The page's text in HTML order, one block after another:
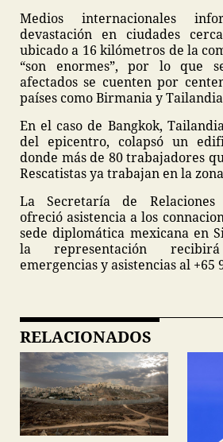
Medios internacionales
devastación en ciudades
ubicado a 16 kilómetros de la
“son enormes”, por lo que
afectados se cuenten por
países como Birmania y
En el caso de Bangkok,
del epicentro, colapsó un
donde más de 80 trabajadores
Rescatistas ya trabajan en la
La Secretaría de Relaciones
ofreció asistencia a los
sede diplomática mexicana en
la representación
emergencias y asistencias al +65
RELACIONADOS